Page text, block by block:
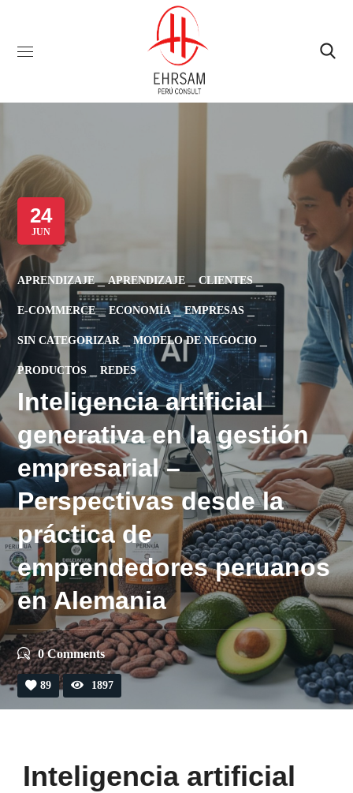
24
JUN
APRENDIZAJE APRENDIZAJE CLIENTES
E-COMMERCE ECONOMÍA EMPRESAS
SIN CATEGORIZAR MODELO DE NEGOCIO
PRODUCTOS REDES
Inteligencia artificial
generativa en la gestión
empresarial –
Perspectivas desde la
práctica de
emprendedores peruanos
en Alemania
0 Comments
89 1897
Inteligencia artificial